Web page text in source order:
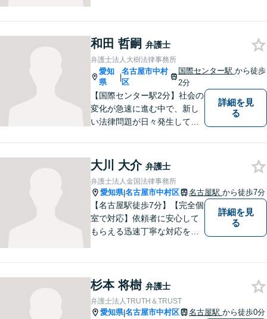
力でサポートいたします。
和田 哲嗣 弁護士
弁護士法人大樹法律事務所
愛知
県
|
名古屋市中村
区
国際センター駅から徒歩
2分
【国際センター駅2分】社会の
変化が急速に進む中で、新し
い法律問題が日々発生してお
頼者から相談を受け、最良の
法的サービスを迅速に提供で
きるよう最善の努力をしま
す。
詳細を見
る
大川 大介 弁護士
弁護士法人金国法律事務所
愛知県|名古屋市中村区 名古屋駅 から徒歩7分
【名古屋駅徒歩7分】【完全個
室で対応】依頼者に安心して
もらえる迅速丁寧な対応をモ
詳細を見
る
杉本 将樹 弁護士
弁護士法人TRUTH＆TRUST
愛知県|名古屋市中村区 名古屋駅 から徒歩0分